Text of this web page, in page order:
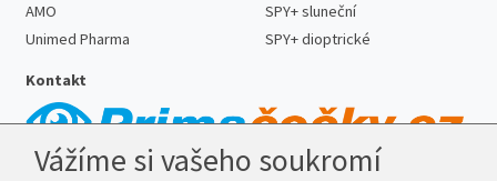
AMO
Unimed Pharma
SPY+ sluneční
SPY+ dioptrické
Kontakt
Vážíme si vašeho soukromí